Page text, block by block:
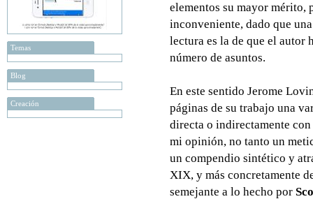
Temas
Blog
Creación
elementos su mayor mérito,
inconveniente, dado que
lectura es la de que el autor
número de asuntos.
En este sentido Jerome
páginas de su trabajo una
directa o indirectamente
mi opinión, no tanto un
un compendio sintético y
XIX, y más concretamente
semejante a lo hecho por